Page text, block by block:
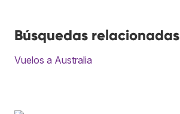
Búsquedas relacionadas
Vuelos a Australia